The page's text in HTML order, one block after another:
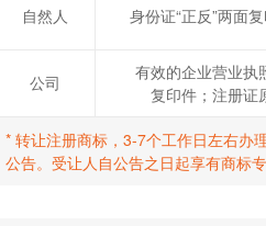
自然人 身份证“正反”两面复
公司
有效的企业营业执
复印件；注册证
* 转让注册商标，3-7个工作日左右办
公告。受让人自公告之日起享有商标专